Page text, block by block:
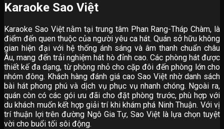
Karaoke Sao Việt
Karaoke Sao Việt nằm tại trung tâm Phan Rang-Tháp Chàm, là
điểm đến quen thuộc của người yêu ca hát. Quán sở hữu không
gian hiện đại với hệ thống ánh sáng và âm thanh chuẩn châu
Âu, mang đến trải nghiệm hát hò đỉnh cao. Các phòng hát được
thiết kế đa dạng, từ phòng nhỏ cho cặp đôi đến phòng lớn cho
nhóm đông. Khách hàng đánh giá cao Sao Việt nhờ danh sách
bài hát phong phú và dịch vụ phục vụ nhanh chóng. Ngoài ra,
quán còn có các gói ưu đãi cho đặt phòng trước, phù hợp với
du khách muốn kết hợp giải trí khi khám phá Ninh Thuận. Với vị
trí thuận lợi trên đường Ngô Gia Tự, Sao Việt là lựa chọn tuyệt
vời cho buổi tối sôi động.